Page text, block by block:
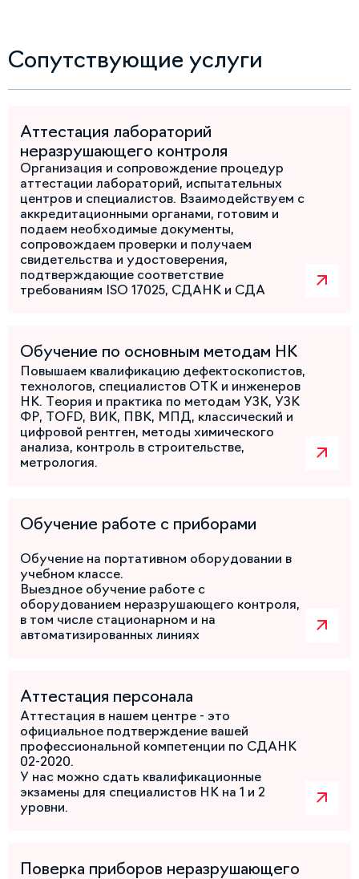
Сопутствующие услуги
Аттестация лабораторий
неразрушающего контроля
Организация и сопровождение процедур
аттестации лабораторий, испытательных
центров и специалистов. Взаимодействуем с
аккредитационными органами, готовим и
подаем необходимые документы,
сопровождаем проверки и получаем
свидетельства и удостоверения,
подтверждающие соответствие
требованиям ISO 17025, СДАНК и СДА
Обучение по основным методам НК
Повышаем квалификацию дефектоскопистов,
технологов, специалистов ОТК и инженеров
НК. Теория и практика по методам УЗК, УЗК
ФР, TOFD, ВИК, ПВК, МПД, классический и
цифровой рентген, методы химического
анализа, контроль в строительстве,
метрология.
Обучение работе с приборами
Обучение на портативном оборудовании в
учебном классе.
Выездное обучение работе с
оборудованием неразрушающего контроля,
в том числе стационарном и на
автоматизированных линиях
Аттестация персонала
Аттестация в нашем центре - это
официальное подтверждение вашей
профессиональной компетенции по СДАНК
02-2020.
У нас можно сдать квалификационные
экзамены для специалистов НК на 1 и 2
уровни.
Поверка приборов неразрушающего